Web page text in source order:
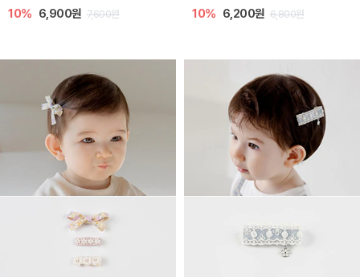
10% 6,900원 7,600원 10% 6,200원 6,800원